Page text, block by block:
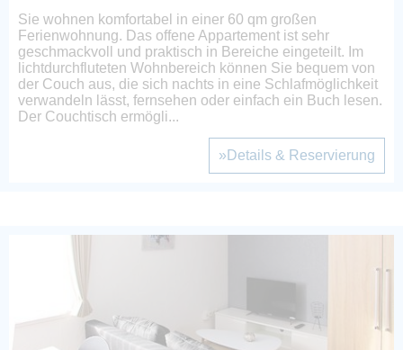
»Details & Reservierung
Sie wohnen komfortabel in einer 60 qm großen
Ferienwohnung. Das offene Appartement ist sehr
geschmackvoll und praktisch in Bereiche eingeteilt. Im
lichtdurchfluteten Wohnbereich können Sie bequem von
der Couch aus, die sich nachts in eine Schlafmöglichkeit
verwandeln lässt, fernsehen oder einfach ein Buch lesen.
Der Couchtisch ermögli...